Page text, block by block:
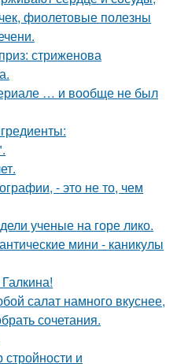
фиолетовые полезны
стриженова
… и вообще не был
- это не то, чем
ученые на горе лико.
мини - каникулы
салат намного вкуснее,
сочетания.
и